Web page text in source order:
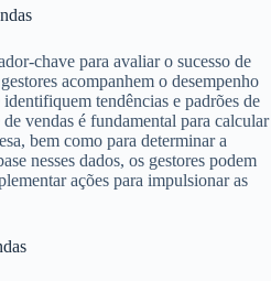
chave para avaliar o sucesso de
acompanhem o desempenho
tendências e padrões de
vendas é fundamental para calcular
bem como para determinar a
nesses dados, os gestores podem
ações para impulsionar as